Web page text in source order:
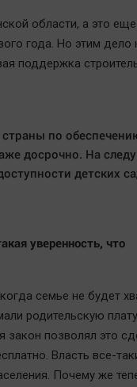
области, а это
года. Но этим дело
поддержка
по
досрочно. На
детских
уверенность, что
семье не будет
родительскую
закон позволял это
Власть все-
Почему же